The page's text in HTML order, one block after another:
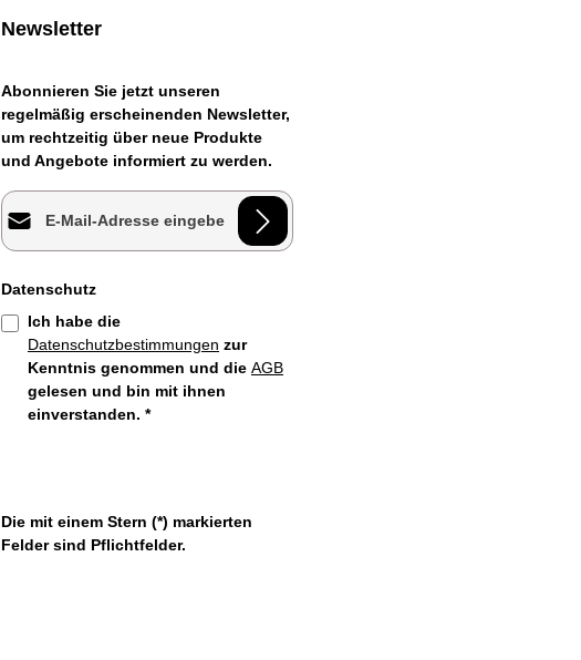
Newsletter
Abonnieren Sie jetzt unseren
regelmäßig erscheinenden Newsletter,
um rechtzeitig über neue Produkte
und Angebote informiert zu werden.
E-Mail-Adresse*
Datenschutz
Ich habe die
Datenschutzbestimmungen zur
Kenntnis genommen und die AGB
gelesen und bin mit ihnen
einverstanden. *
Die mit einem Stern (*) markierten
Felder sind Pflichtfelder.